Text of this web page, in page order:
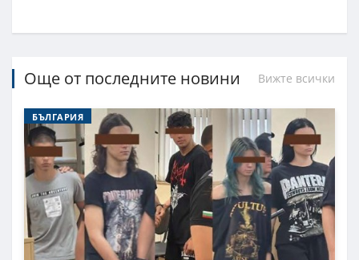
Още от последните новини Вижте всички
БЪЛГАРИЯ